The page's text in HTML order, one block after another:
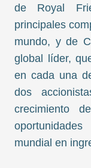
de Royal
principales
mundo, y de
global líder,
en cada una
dos
crecimiento
mundial en